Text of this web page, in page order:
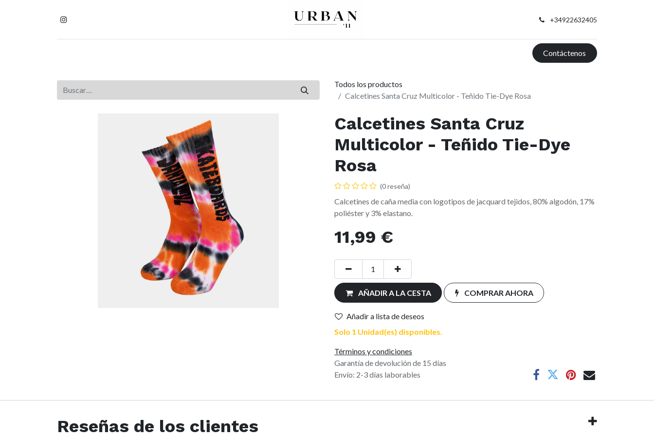
+34922632405
Contáctenos
Todos los productos
Calcetines Santa Cruz Multicolor - Teñido Tie-Dye Rosa
Calcetines Santa Cruz
Multicolor - Teñido Tie-Dye
Rosa
(0 reseña)
Calcetines de caña media con logotipos de jacquard tejidos, 80% algodón, 17%
poliéster y 3% elastano.
11,99 €
AÑADIR A LA CESTA COMPRAR AHORA
Añadir a lista de deseos
Solo 1 Unidad(es) disponibles.
Términos y condiciones
Garantía de devolución de 15 días
Envío: 2-3 días laborables
Reseñas de los clientes